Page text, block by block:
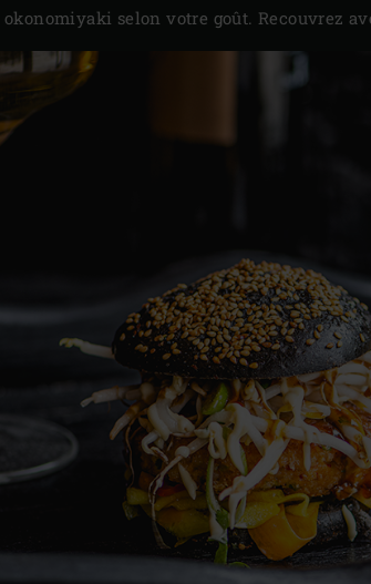
okonomiyaki selon votre goût. Recouvrez